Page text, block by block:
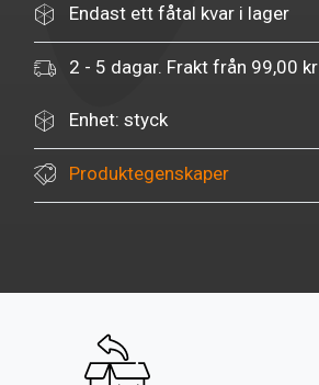
Endast ett fåtal kvar i lager
2 - 5 dagar. Frakt från 99,00 kr
Enhet: styck
Produktegenskaper